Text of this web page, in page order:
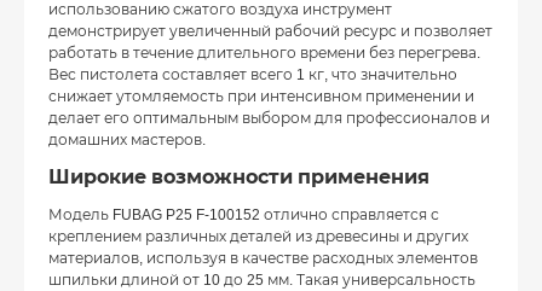
использованию сжатого воздуха инструмент
демонстрирует увеличенный рабочий ресурс и позволяет
работать в течение длительного времени без перегрева.
Вес пистолета составляет всего 1 кг, что значительно
снижает утомляемость при интенсивном применении и
делает его оптимальным выбором для профессионалов и
домашних мастеров.
Широкие возможности применения
Модель FUBAG P25 F-100152 отлично справляется с
креплением различных деталей из древесины и других
материалов, используя в качестве расходных элементов
шпильки длиной от 10 до 25 мм. Такая универсальность